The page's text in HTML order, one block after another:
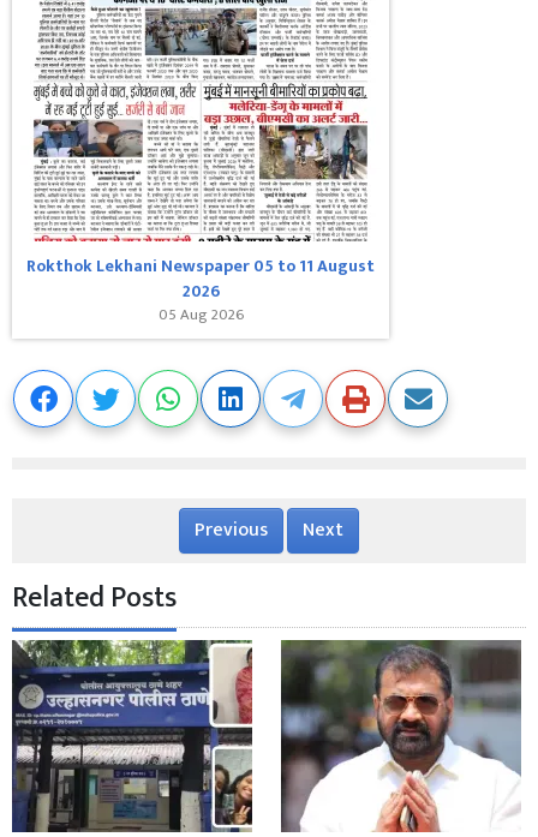
Rokthok Lekhani Newspaper 05 to 11 August
2026
05 Aug 2026
Previous Next
Related Posts